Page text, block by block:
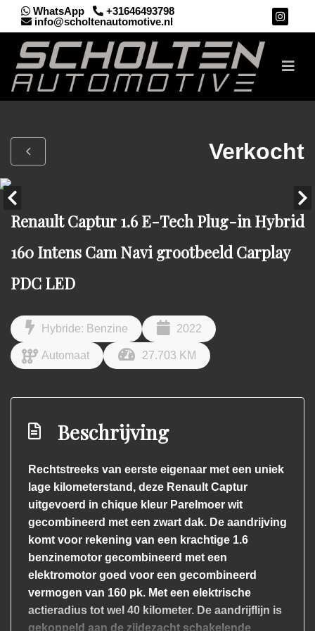
WhatsApp
+31646493798
info@scholtenautomotive.nl
Verkocht
Renault Captur 1.6 E-Tech Plug-in Hybrid
160 Intens Cam Navi grootbeeld Carplay
PDC LED
Hybride: Benzine 2022
Automaat 27.703 KM
Beschrijving
Rechtstreeks van eerste eigenaar met een uniek
lage kilometerstand, deze Renault Captur
uitgevoerd in chique kleur Parelmoer wit
gecombineerd met een zwart dak. De aandrijving
komt voor rekening van een krachtige 1.6
benzinemotor gecombineerd met een
elektromotor goed voor een gecombineerd
vermogen van 160 pk. Met een elektrische
actieradius tot wel 40 kilometer. De aandrijflijn is
gekoppeld aan de zijdezacht schakelende